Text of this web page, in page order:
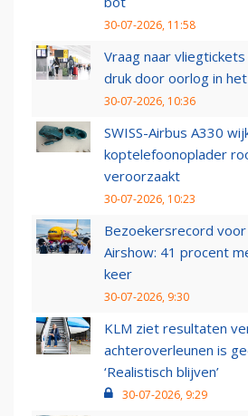
30-07-2026, 11:58
Vraag naar
druk door oorlog in
30-07-2026, 10:36
SWISS-Airbus A330
koptelefoonoplader
veroorzaakt
30-07-2026, 10:23
Bezoekersrecord
Airshow: 41 procent
keer
30-07-2026, 9:30
KLM ziet resultaten
achteroverleunen is
‘Realistisch blijven’
30-07-2026, 9:29